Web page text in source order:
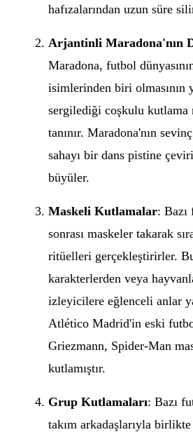
hafızalarından uzun süre
Arjantinli Maradona'nın
Maradona, futbol
isimlerinden biri olmasının
sergilediği coşkulu
tanınır. Maradona'nın
sahayı bir dans pistine
büyüler.
Maskeli Kutlamalar:
sonrası maskeler takarak
ritüelleri gerçekleştirirler.
karakterlerden veya
izleyicilere eğlenceli anlar
Atlético Madrid'in eski
Griezmann, Spider-Man
kutlamıştır.
Grup Kutlamaları: Bazı
takım arkadaşlarıyla